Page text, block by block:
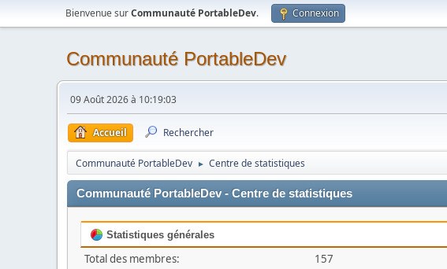
Bienvenue surCommunauté PortableDev. Connexion
Communauté PortableDev
09 Août 2026 à 10:19:03
Accueil Rechercher
Communauté PortableDev ► Centre de statistiques
Communauté PortableDev - Centre de statistiques
Statistiques générales
Total des membres:
157